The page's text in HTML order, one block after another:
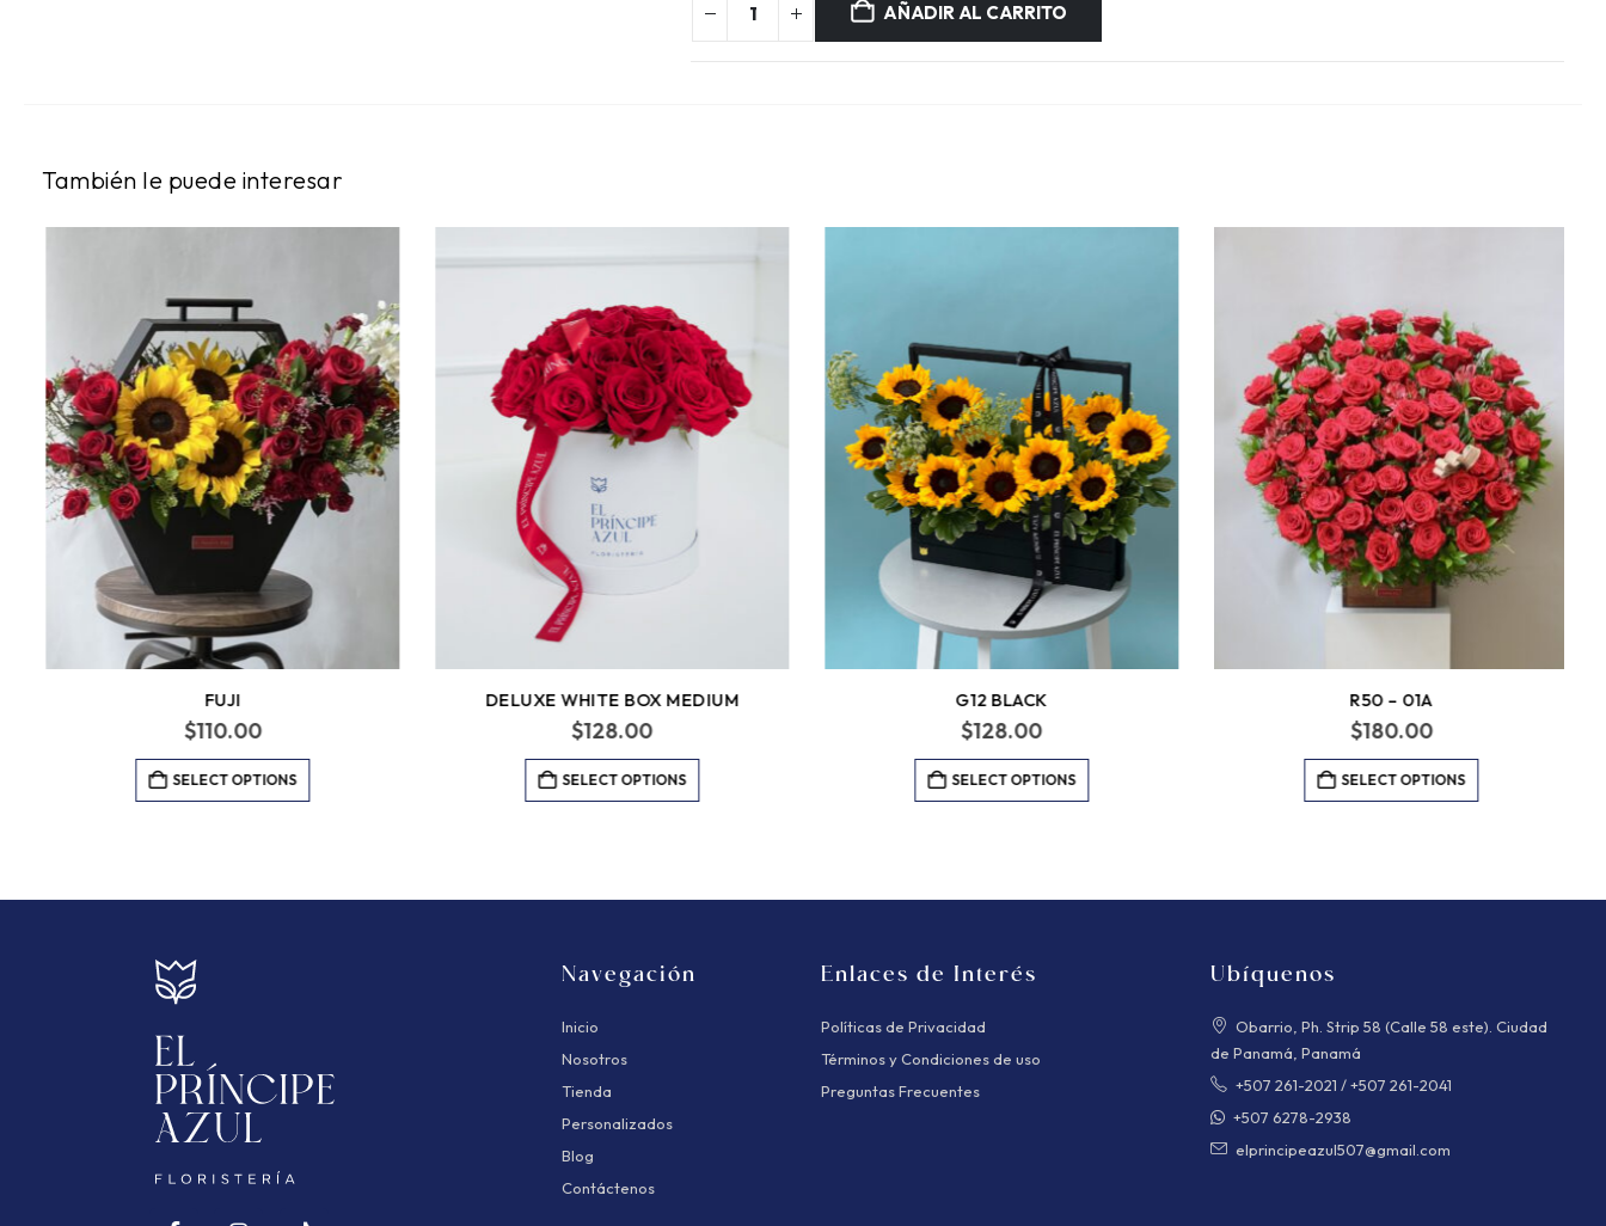
AÑADIR AL CARRITO
También le puede interesar
FUJI
$110.00
SELECT OPTIONS
DELUXE WHITE BOX MEDIUM
$128.00
SELECT OPTIONS
G12 BLACK
$128.00
SELECT OPTIONS
R50 – 01A
$180.00
SELECT OPTIONS
Navegación
Inicio
Nosotros
Tienda
Personalizados
Blog
Contáctenos
Enlaces de Interés
Políticas de Privacidad
Términos y Condiciones de uso
Preguntas Frecuentes
Ubíquenos
Obarrio, Ph. Strip 58 (Calle 58 este). Ciudad
de Panamá, Panamá
+507 261-2021 /+507 261-2041
+507 6278-2938
elprincipeazul507@gmail.com